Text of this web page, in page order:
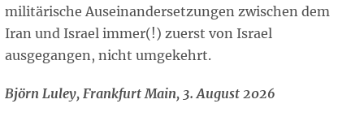
militärische Auseinandersetzungen zwischen dem
Iran und Israel immer(!) zuerst von Israel
ausgegangen, nicht umgekehrt.
Björn Luley, Frankfurt Main, 3. August 2026